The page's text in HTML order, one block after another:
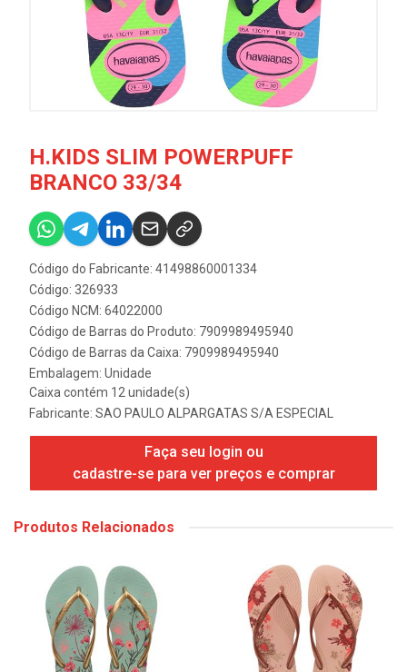
H.KIDS SLIM POWERPUFF
BRANCO 33/34
Código do Fabricante: 41498860001334
Código: 326933
Código NCM: 64022000
Código de Barras do Produto: 7909989495940
Código de Barras da Caixa: 7909989495940
Embalagem: Unidade
Caixa contém 12 unidade(s)
Fabricante: SAO PAULO ALPARGATAS S/A ESPECIAL
Faça seu login ou
cadastre-se para ver preços e comprar
Produtos Relacionados